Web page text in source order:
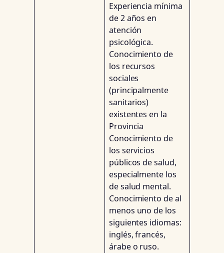
Experiencia mínima
de 2 años en
atención
psicológica.
Conocimiento de
los recursos
sociales
(principalmente
sanitarios)
existentes en la
Provincia
Conocimiento de
los servicios
públicos de salud,
especialmente los
de salud mental.
Conocimiento de al
menos uno de los
siguientes idiomas:
inglés, francés,
árabe o ruso.